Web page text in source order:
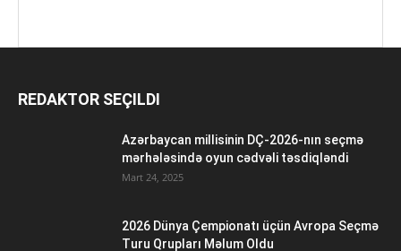
REDAKTOR SEÇILDI
Azərbaycan millisinin DÇ-2026-nın seçmə
mərhələsində oyun cədvəli təsdiqləndi
Mart 24, 2025
2026 Dünya Çempionatı üçün Avropa Seçmə
Turu Qrupları Məlum Oldu